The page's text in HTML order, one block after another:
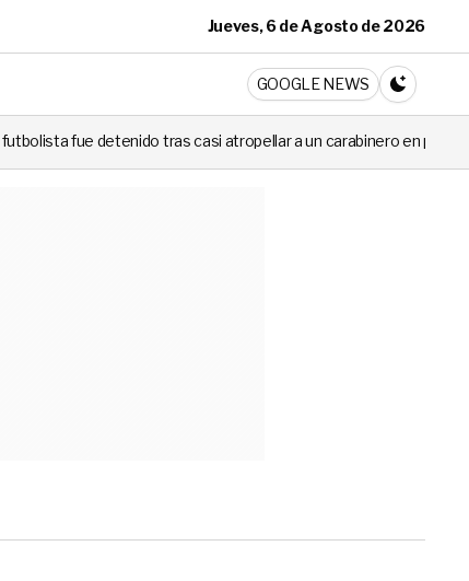
Jueves, 6 de Agosto de 2026
GOOGLE NEWS
CAMBIA A
casi atropellar a un carabinero en plena fiscalización